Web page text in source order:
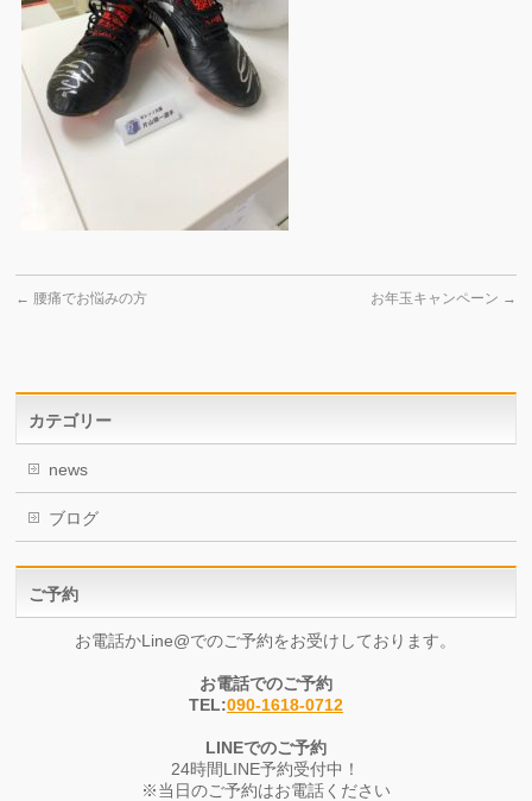
← 腰痛でお悩みの方 お年玉キャンペーン →
カテゴリー
news
ブログ
ご予約
お電話かLine@でのご予約をお受けしております。
お電話でのご予約
TEL:090-1618-0712
LINEでのご予約
24時間LINE予約受付中！
※当日のご予約はお電話ください